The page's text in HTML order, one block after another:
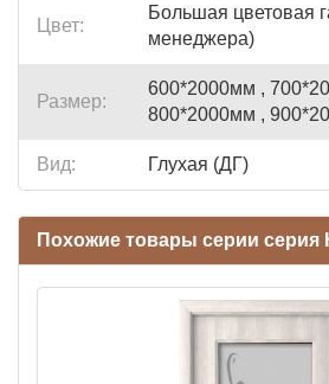
Цвет:
Большая цветовая
менеджера)
Размер:
600*2000мм ,
800*2000мм ,
Вид: Глухая (ДГ)
Похожие товары серии серия